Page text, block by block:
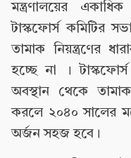
মন্ত্রণালয়ের
টাস্কফোর্স কমিটির
তামাক নিয়ন্ত্রণের
হচ্ছে না ।
অবস্থান থেকে
করলে ২০৪০ সালের
অর্জন সহজ হবে।